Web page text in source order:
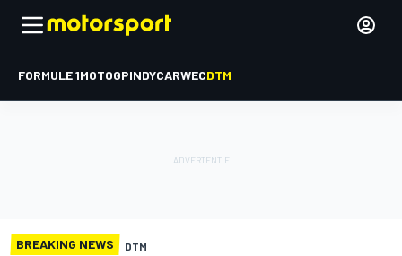
FORMULE 1MOTOGPINDYCARWECDTM
BREAKING NEWS DTM